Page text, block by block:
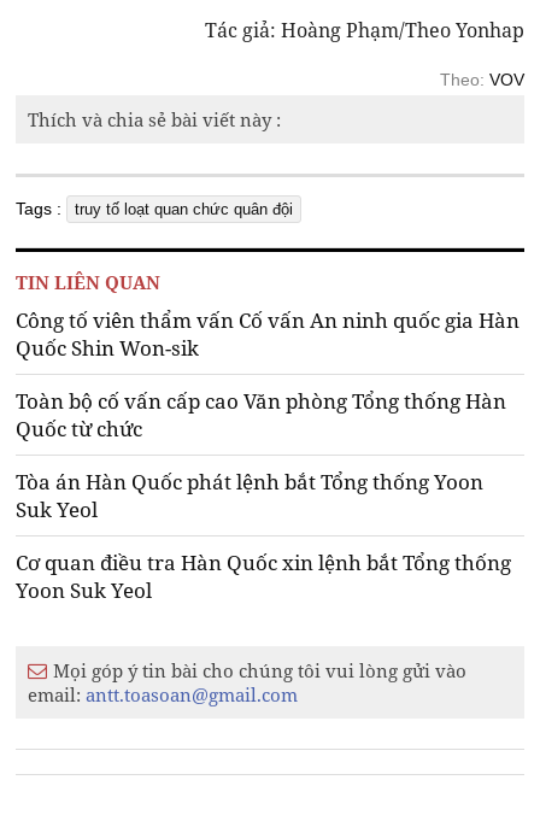
Tác giả: Hoàng Phạm/Theo Yonhap
Theo: VOV
Thích và chia sẻ bài viết này :
Tags : truy tố loạt quan chức quân đội
TIN LIÊN QUAN
Công tố viên thẩm vấn Cố vấn An ninh quốc gia Hàn
Quốc Shin Won-sik
Toàn bộ cố vấn cấp cao Văn phòng Tổng thống Hàn
Quốc từ chức
Tòa án Hàn Quốc phát lệnh bắt Tổng thống Yoon
Suk Yeol
Cơ quan điều tra Hàn Quốc xin lệnh bắt Tổng thống
Yoon Suk Yeol
Mọi góp ý tin bài cho chúng tôi vui lòng gửi vào
email:antt.toasoan@gmail.com